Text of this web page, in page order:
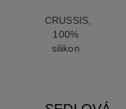
CRUSSIS,
100%
silikon